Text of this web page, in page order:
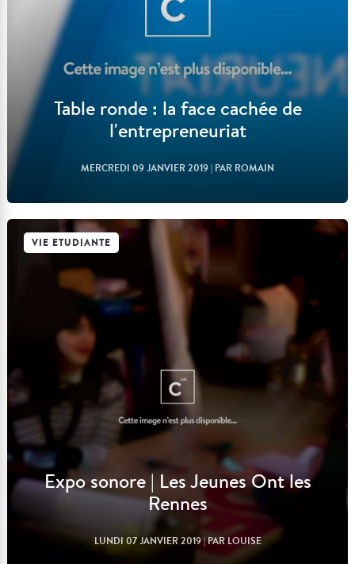
Table ronde : la face cachée de
l'entrepreneuriat
MERCREDI 09 JANVIER 2019| PAR ROMAIN
Lire l'article
Expo sonore | Les Jeunes Ont les
Rennes
LUNDI 07 JANVIER 2019| PAR LOUISE
VIE ETUDIANTE